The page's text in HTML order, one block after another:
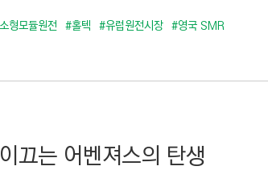
형모듈원전 #홀텍 #유럽원전시장 #영국 SMR
끄는 어벤져스의 탄생